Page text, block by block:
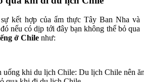
kết hợp của ẩm thực Tây Ban Nha và
nếu có dịp tới đây bạn không thể bỏ qua
ở Chile như: